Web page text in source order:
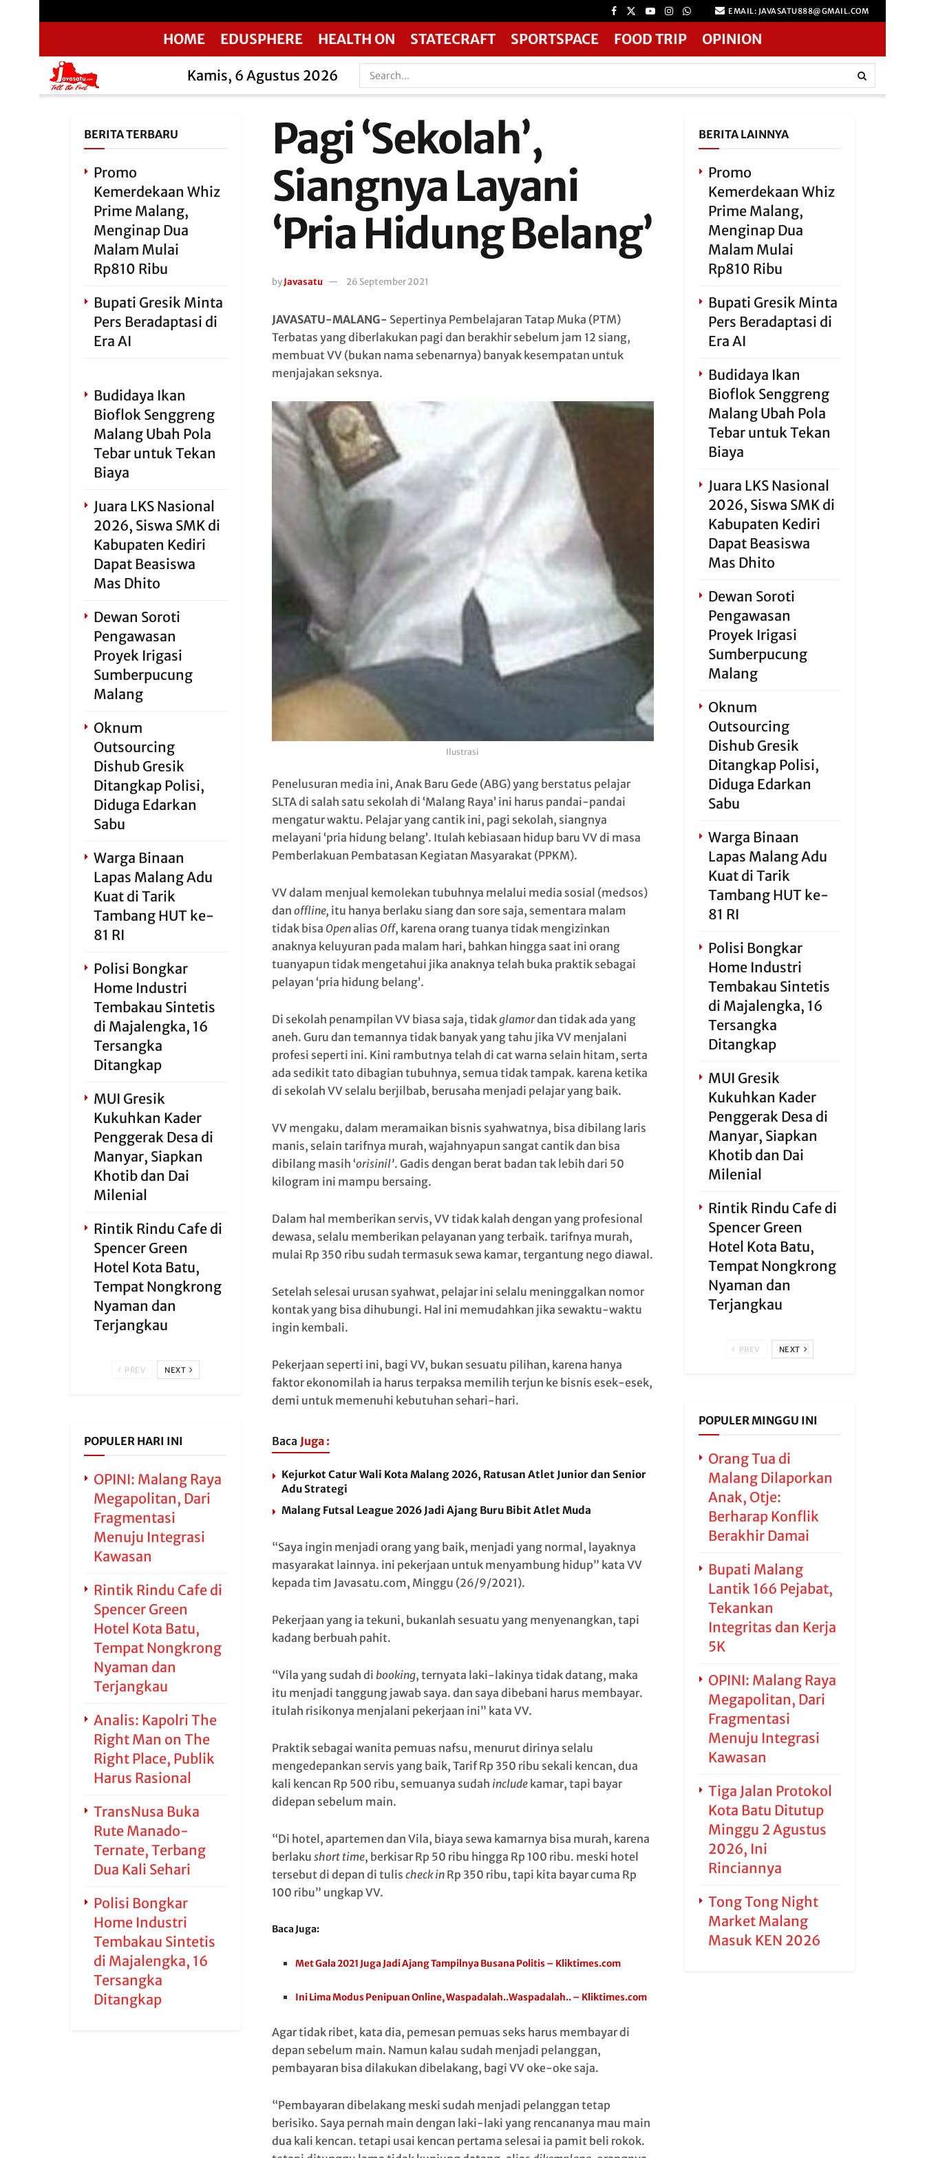
EMAIL: JAVASATU888@GMAIL.COM
HOME EDUSPHERE HEALTH ON STATECRAFT SPORTSPACE FOOD TRIP OPINION
Kamis, 6 Agustus 2026
Pagi ‘Sekolah’,
Siangnya Layani
‘Pria Hidung Belang’
by Javasatu 26 September 2021
JAVASATU-MALANG- Sepertinya Pembelajaran Tatap Muka (PTM)
Terbatas yang diberlakukan pagi dan berakhir sebelum jam 12 siang,
membuat VV (bukan nama sebenarnya) banyak kesempatan untuk
menjajakan seksnya.
Ilustrasi
Penelusuran media ini, Anak Baru Gede (ABG) yang berstatus pelajar
SLTA di salah satu sekolah di ‘Malang Raya’ ini harus pandai-pandai
mengatur waktu. Pelajar yang cantik ini, pagi sekolah, siangnya
melayani ‘pria hidung belang’. Itulah kebiasaan hidup baru VV di masa
Pemberlakuan Pembatasan Kegiatan Masyarakat (PPKM).
VV dalam menjual kemolekan tubuhnya melalui media sosial (medsos)
dan offline, itu hanya berlaku siang dan sore saja, sementara malam
tidak bisa Openalias Off, karena orang tuanya tidak mengizinkan
anaknya keluyuran pada malam hari, bahkan hingga saat ini orang
tuanyapun tidak mengetahui jika anaknya telah buka praktik sebagai
pelayan ‘pria hidung belang’.
Di sekolah penampilan VV biasa saja, tidakglamordan tidak ada yang
aneh. Guru dan temannya tidak banyak yang tahu jika VV menjalani
profesi seperti ini. Kini rambutnya telah di cat warna selain hitam, serta
ada sedikit tato dibagian tubuhnya, semua tidak tampak. karena ketika
di sekolah VV selalu berjilbab, berusaha menjadi pelajar yang baik.
VV mengaku, dalam meramaikan bisnis syahwatnya, bisa dibilang laris
manis, selain tarifnya murah, wajahnyapun sangat cantik dan bisa
dibilang masih ‘orisinil’. Gadis dengan berat badan tak lebih dari 50
kilogram ini mampu bersaing.
Dalam hal memberikan servis, VV tidak kalah dengan yang profesional
dewasa, selalu memberikan pelayanan yang terbaik. tarifnya murah,
mulai Rp 350 ribu sudah termasuk sewa kamar, tergantung nego diawal.
Setelah selesai urusan syahwat, pelajar ini selalu meninggalkan nomor
kontak yang bisa dihubungi. Hal ini memudahkan jika sewaktu-waktu
ingin kembali.
Pekerjaan seperti ini, bagi VV, bukan sesuatu pilihan, karena hanya
faktor ekonomilah ia harus terpaksa memilih terjun ke bisnis esek-esek,
demi untuk memenuhi kebutuhan sehari-hari.
Baca Juga :
Kejurkot Catur Wali Kota Malang 2026, Ratusan Atlet Junior dan Senior
Adu Strategi
Malang Futsal League 2026 Jadi Ajang Buru Bibit Atlet Muda
“Saya ingin menjadi orang yang baik, menjadi yang normal, layaknya
masyarakat lainnya. ini pekerjaan untuk menyambung hidup” kata VV
kepada tim Javasatu.com, Minggu (26/9/2021).
Pekerjaan yang ia tekuni, bukanlah sesuatu yang menyenangkan, tapi
kadang berbuah pahit.
“Vila yang sudah di booking, ternyata laki-lakinya tidak datang, maka
itu menjadi tanggung jawab saya. dan saya dibebani harus membayar.
itulah risikonya menjalani pekerjaan ini” kata VV.
Praktik sebagai wanita pemuas nafsu, menurut dirinya selalu
mengedepankan servis yang baik, Tarif Rp 350 ribu sekali kencan, dua
kali kencan Rp 500 ribu, semuanya sudah includekamar, tapi bayar
didepan sebelum main.
“Di hotel, apartemen dan Vila, biaya sewa kamarnya bisa murah, karena
berlaku short time, berkisar Rp 50 ribu hingga Rp 100 ribu. meski hotel
tersebut di depan di tulis check inRp 350 ribu, tapi kita bayar cuma Rp
100 ribu” ungkap VV.
Baca Juga:
Met Gala 2021 Juga Jadi Ajang Tampilnya Busana Politis – Kliktimes.com
Ini Lima Modus Penipuan Online, Waspadalah..Waspadalah.. – Kliktimes.com
Agar tidak ribet, kata dia, pemesan pemuas seks harus membayar di
depan sebelum main. Namun kalau sudah menjadi pelanggan,
pembayaran bisa dilakukan dibelakang, bagi VV oke-oke saja.
“Pembayaran dibelakang meski sudah menjadi pelanggan tetap
berisiko. Saya pernah main dengan laki-laki yang rencananya mau main
dua kali kencan. tetapi usai kencan pertama selesai ia pamit beli rokok.
BERITA TERBARU
Promo
Kemerdekaan Whiz
Prime Malang,
Menginap Dua
Malam Mulai
Rp810 Ribu
Bupati Gresik Minta
Pers Beradaptasi di
Era AI
Budidaya Ikan
Bioflok Senggreng
Malang Ubah Pola
Tebar untuk Tekan
Biaya
Juara LKS Nasional
2026, Siswa SMK di
Kabupaten Kediri
Dapat Beasiswa
Mas Dhito
Dewan Soroti
Pengawasan
Proyek Irigasi
Sumberpucung
Malang
Oknum
Outsourcing
Dishub Gresik
Ditangkap Polisi,
Diduga Edarkan
Sabu
Warga Binaan
Lapas Malang Adu
Kuat di Tarik
Tambang HUT ke-
81 RI
Polisi Bongkar
Home Industri
Tembakau Sintetis
di Majalengka, 16
Tersangka
Ditangkap
MUI Gresik
Kukuhkan Kader
Penggerak Desa di
Manyar, Siapkan
Khotib dan Dai
Milenial
Rintik Rindu Cafe di
Spencer Green
Hotel Kota Batu,
Tempat Nongkrong
Nyaman dan
Terjangkau
PREV NEXT
POPULER HARI INI
OPINI: Malang Raya
Megapolitan, Dari
Fragmentasi
Menuju Integrasi
Kawasan
Rintik Rindu Cafe di
Spencer Green
Hotel Kota Batu,
Tempat Nongkrong
Nyaman dan
Terjangkau
Analis: Kapolri The
Right Man on The
Right Place, Publik
Harus Rasional
TransNusa Buka
Rute Manado-
Ternate, Terbang
Dua Kali Sehari
Polisi Bongkar
Home Industri
Tembakau Sintetis
di Majalengka, 16
Tersangka
Ditangkap
BERITA LAINNYA
Promo
Kemerdekaan Whiz
Prime Malang,
Menginap Dua
Malam Mulai
Rp810 Ribu
Bupati Gresik Minta
Pers Beradaptasi di
Era AI
Budidaya Ikan
Bioflok Senggreng
Malang Ubah Pola
Tebar untuk Tekan
Biaya
Juara LKS Nasional
2026, Siswa SMK di
Kabupaten Kediri
Dapat Beasiswa
Mas Dhito
Dewan Soroti
Pengawasan
Proyek Irigasi
Sumberpucung
Malang
Oknum
Outsourcing
Dishub Gresik
Ditangkap Polisi,
Diduga Edarkan
Sabu
Warga Binaan
Lapas Malang Adu
Kuat di Tarik
Tambang HUT ke-
81 RI
Polisi Bongkar
Home Industri
Tembakau Sintetis
di Majalengka, 16
Tersangka
Ditangkap
MUI Gresik
Kukuhkan Kader
Penggerak Desa di
Manyar, Siapkan
Khotib dan Dai
Milenial
Rintik Rindu Cafe di
Spencer Green
Hotel Kota Batu,
Tempat Nongkrong
Nyaman dan
Terjangkau
PREV NEXT
POPULER MINGGU INI
Orang Tua di
Malang Dilaporkan
Anak, Otje:
Berharap Konflik
Berakhir Damai
Bupati Malang
Lantik 166 Pejabat,
Tekankan
Integritas dan Kerja
5K
OPINI: Malang Raya
Megapolitan, Dari
Fragmentasi
Menuju Integrasi
Kawasan
Tiga Jalan Protokol
Kota Batu Ditutup
Minggu 2 Agustus
2026, Ini
Rinciannya
Tong Tong Night
Market Malang
Masuk KEN 2026